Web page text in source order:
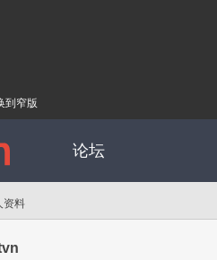
到窄版
论坛
资料